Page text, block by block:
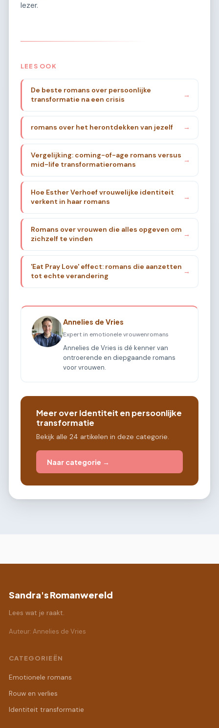
lezer.
LEES OOK
De beste romans over persoonlijke
transformatie na een crisis
→
romans over het herontdekken van jezelf →
Vergelijking: coming-of-age romans versus
mid-life transformatieromans
→
Hoe Esther Verhoef vrouwelijke identiteit
verkent in haar romans
→
Romans over vrouwen die alles opgeven om
zichzelf te vinden
→
'Eat Pray Love' effect: romans die aanzetten
tot echte verandering
→
Annelies de Vries
Expert in emotionele vrouwenromans
Annelies de Vries is dé kenner van
ontroerende en diepgaande romans
voor vrouwen.
Meer over Identiteit en persoonlijke
transformatie
Bekijk alle 24 artikelen in deze categorie.
Naar categorie →
Sandra's Romanwereld
Lees wat je raakt.
Auteur: Annelies de Vries
CATEGORIEËN
Emotionele romans
Rouw en verlies
Identiteit transformatie